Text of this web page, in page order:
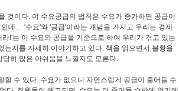
것이다. 이 수요공급의 법칙은 수요가 증가하면 공급이
데… '수요'와 '공급'이라는 개념을 가지고 우리는 경제
!'는 이 수요와 공급을 기준으로 하여 우리가 겪고 있는
지를 자세히 이야기하고 있다. 책을 읽으면서 불황을
히 많은 아쉬움을 느낄지도 모른다.
수 있다. 수요가 없으니 자연스럽게 공급이 줄어들 수